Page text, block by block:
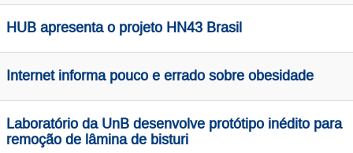
HUB apresenta o projeto HN43 Brasil
Internet informa pouco e errado sobre obesidade
Laboratório da UnB desenvolve protótipo inédito para
remoção de lâmina de bisturi